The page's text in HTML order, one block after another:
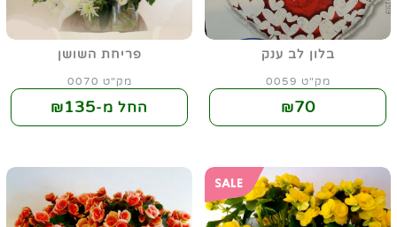
בלון לב ענק
מק"ט 0059
₪70
פריחת השושן
מק"ט 0070
החל מ-₪135